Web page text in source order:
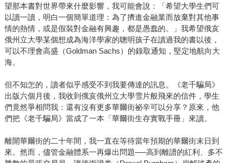
望那本書對世界帶來什麼影響，我可能會說：「希望大學生們可
以讀一讀，明白一個簡單道理：為了擠進金融業而放棄對其他事
情的熱情，或是假裝對金融有興趣，都是愚蠢的。」我希望俄亥
俄州立大學某個想成為海洋學家的聰明孩子在讀過我的書以後，
可以不理會高盛（Goldman Sachs）的錄取通知，堅定地航向大
海。
但不知怎的，讀者似乎感受不到我要傳達的訊息。《老千騙局》
出版六個月後，我收到俄亥俄州立大學雪片般飛來的信件，學生
們竟然爭相問我：還有沒有更多華爾街祕辛可以分享？原來，他
們把《老千騙局》當成了一本「華爾街生存實戰手冊」來讀。
離開華爾街的二十年間，我一直在等待當年預期的華爾街末日到
來。然而，儘管金融體系一再爆出問題──高到離譜的紅利、多不